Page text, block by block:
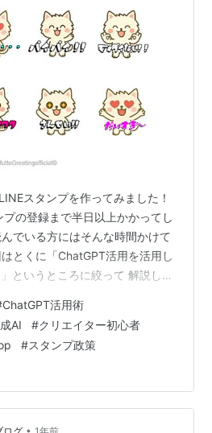
スタンプを作ってみました！
の登録まで半日以上かかってし
でいる方にはそんな時間かけて
とくに「ChatGPT活用を活用し
というところに絞って 解説した
像を作りたいのに全然違う画風
なんて疑問もあると思いますの
ていきたいと思います！ 今回の
スタンプを作成するときにつま
リティーの画像が生成できない
ChatGPT活用術
AI #クリエイター初心者
#スタンプ政策
•